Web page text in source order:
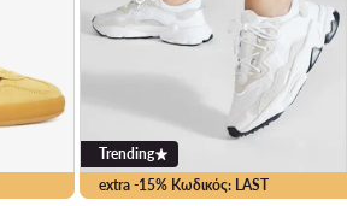
extra -15% Κωδικός: LAST
Trending